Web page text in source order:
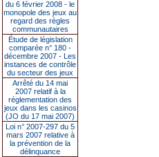
du 6 février 2008 - le
monopole des jeux au
regard des règles
communautaires
Étude de législation
comparée n° 180 -
décembre 2007 - Les
instances de contrôle
du secteur des jeux
Arrêté du 14 mai
2007 relatif à la
réglementation des
jeux dans les casinos
(JO du 17 mai 2007)
Loi n° 2007-297 du 5
mars 2007 relative à
la prévention de la
délinquance